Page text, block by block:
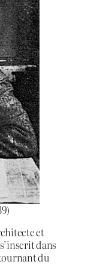
et
dans
du